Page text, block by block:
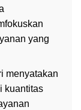
yang
menyatakan
kuantitas